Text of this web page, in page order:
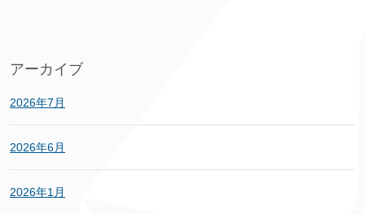
アーカイブ
2026年7月
2026年6月
2026年1月